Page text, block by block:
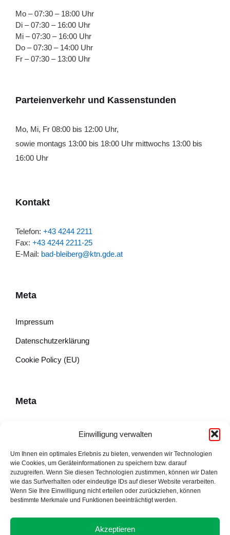
Einwilligung verwalten
Um Ihnen ein optimales Erlebnis zu bieten, verwenden wir Technologien
wie Cookies, um Geräteinformationen zu speichern bzw. darauf
zuzugreifen. Wenn Sie diesen Technologien zustimmen, können wir Daten
wie das Surfverhalten oder eindeutige IDs auf dieser Website verarbeiten.
Wenn Sie Ihre Einwilligung nicht erteilen oder zurückziehen, können
bestimmte Merkmale und Funktionen beeinträchtigt werden.
Akzeptieren
Mo – 07:30 – 18:00 Uhr
Di – 07:30 – 16:00 Uhr
Mi – 07:30 – 16:00 Uhr
Do – 07:30 – 14:00 Uhr
Fr – 07:30 – 13:00 Uhr
Parteienverkehr und Kassenstunden
Mo, Mi, Fr 08:00 bis 12:00 Uhr,
sowie montags 13:00 bis 18:00 Uhr mittwochs 13:00 bis
16:00 Uhr
Kontakt
Telefon: +43 4244 2211
Fax: +43 4244 2211-25
E-Mail: bad-bleiberg@ktn.gde.at
Meta
Impressum
Datenschutzerklärung
Cookie Policy (EU)
Meta
Cookie Policy (EU)